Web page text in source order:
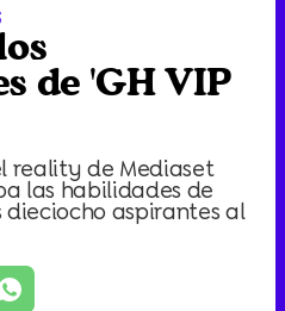
de 'GH VIP
reality de Mediaset
las habilidades de
aspirantes al